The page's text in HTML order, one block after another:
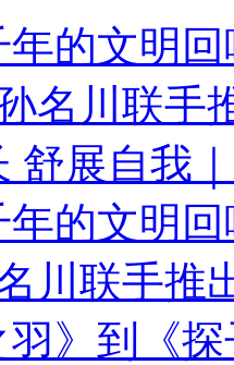
的文明
名川联手
舒展自我
的文明
川联手推
羽》到《